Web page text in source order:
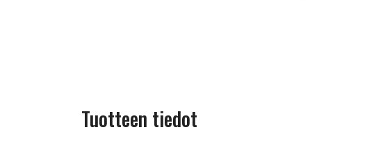
Tuotteen tiedot